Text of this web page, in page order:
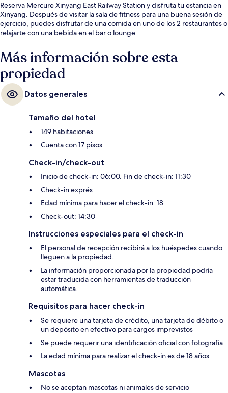
Reserva Mercure Xinyang East Railway Station y disfruta tu estancia en
Xinyang. Después de visitar la sala de fitness para una buena sesión de
ejercicio, puedes disfrutar de una comida en uno de los 2 restaurantes o
relajarte con una bebida en el bar o lounge.
Más información sobre esta
propiedad
Datos generales
Tamaño del hotel
149 habitaciones
Cuenta con 17 pisos
Check-in/check-out
Inicio de check-in: 06:00. Fin de check-in: 11:30
Check-in exprés
Edad mínima para hacer el check-in: 18
Check-out: 14:30
Instrucciones especiales para el check-in
El personal de recepción recibirá a los huéspedes cuando
lleguen a la propiedad.
La información proporcionada por la propiedad podría
estar traducida con herramientas de traducción
automática.
Requisitos para hacer check-in
Se requiere una tarjeta de crédito, una tarjeta de débito o
un depósito en efectivo para cargos imprevistos
Se puede requerir una identificación oficial con fotografía
La edad mínima para realizar el check-in es de 18 años
Mascotas
No se aceptan mascotas ni animales de servicio